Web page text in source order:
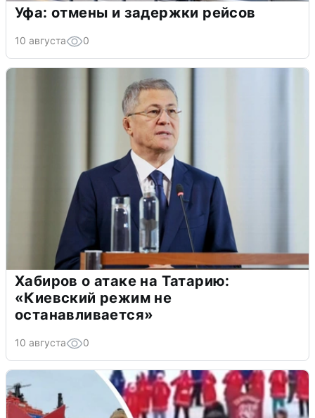
Уфа: отмены и задержки рейсов
10 августа 0
Хабиров о атаке на Татарию:
«Киевский режим не
останавливается»
10 августа 0